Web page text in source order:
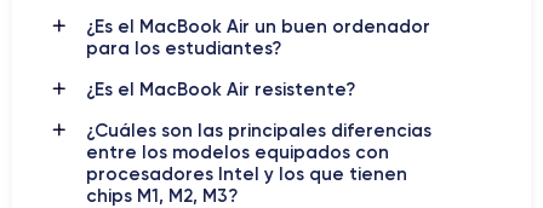
¿Es el MacBook Air un buen ordenador
para los estudiantes?
¿Es el MacBook Air resistente?
¿Cuáles son las principales diferencias
entre los modelos equipados con
procesadores Intel y los que tienen
chips M1, M2, M3?